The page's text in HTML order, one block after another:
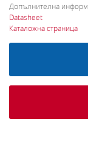
Допълнителна
Datasheet
Каталожна страница